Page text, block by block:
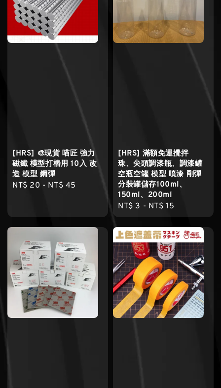
[HRS] 🎨現貨 喵匠 強力
磁鐵 模型打樁用 10入 改
造 模型 鋼彈
Regular
NT$ 20 - NT$ 45
[HRS] 滿額免運攪拌
珠、尖頭調漆瓶、調漆罐
空瓶空罐 模型 噴漆 剛彈
分裝罐儲存100ml、
150ml、200ml
Regular
price
NT$ 3 - NT$ 15